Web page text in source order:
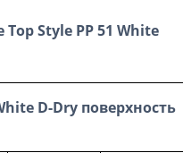
Style PP 51 White
D-Dry поверхность